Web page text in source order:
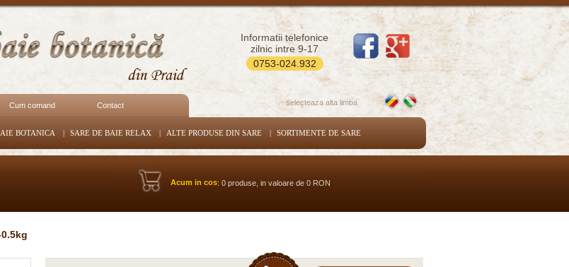
Informatii telefonice
zilnic intre 9-17
0753-024.932
Cum comand Contact
BOTANICA | SARE DE BAIE RELAX | ALTE PRODUSE DIN SARE | SORTIMENTE DE SARE
selecteaza alta limba
Acum in cos: 0 produse, in valoare de 0 RON
0.5kg